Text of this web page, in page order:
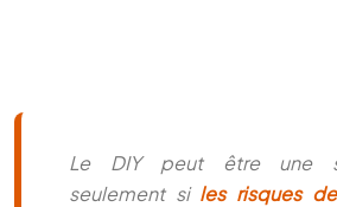
Le DIY peut être une
seulement si les risques